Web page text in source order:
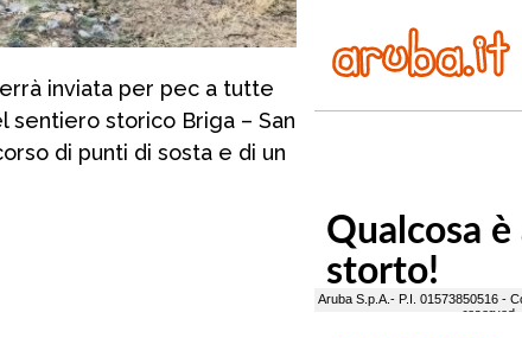
inviata per pec a tutte
storico Briga – San
di punti di sosta e di un